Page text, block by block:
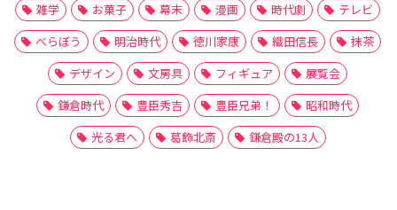
雑学
お菓子 幕末 漫画 時代劇
テレビ
べらぼう
明治時代 徳川家康 織田信長
抹茶
デザイン
文房具 フィギュア
展覧会
鎌倉時代
豊臣秀吉 豊臣兄弟！
昭和時代
光る君へ
葛飾北斎 鎌倉殿の13人